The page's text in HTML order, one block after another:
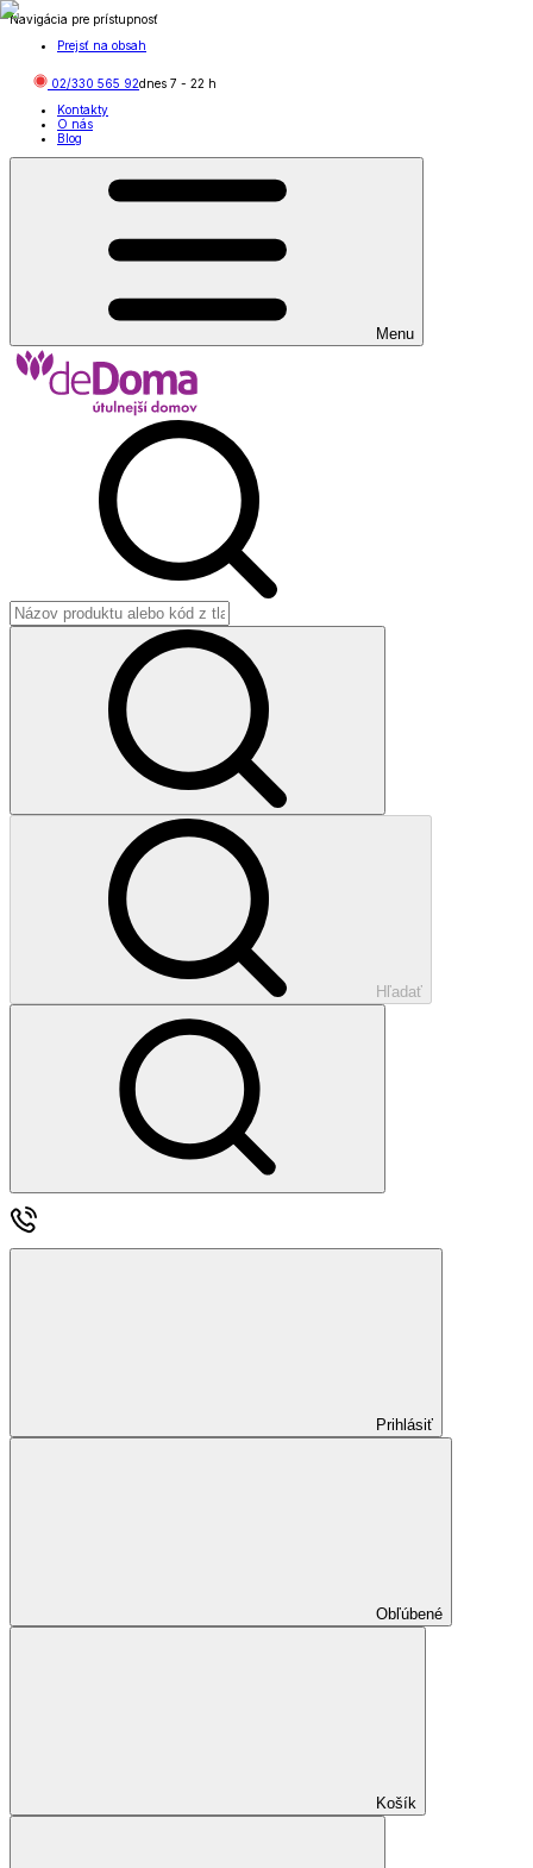
Navigácia pre prístupnosť
Prejsť na obsah
02/330 565 92dnes 7 - 22 h
Kontakty
O nás
Blog
Menu
Hľadať
Prihlásiť
Obľúbené
Košík